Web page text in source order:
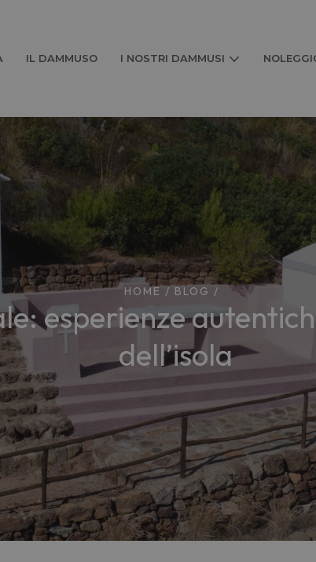
IL DAMMUSO I NOSTRI DAMMUSI
HOME / BLOG /
dell’isola